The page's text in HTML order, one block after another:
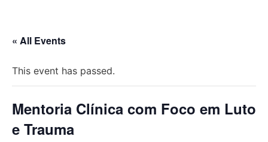
« All Events
This event has passed.
Mentoria Clínica com Foco em Luto
e Trauma